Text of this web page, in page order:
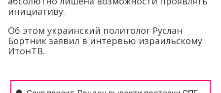
инициативу.
Об этом украинский политолог Руслан
Бортник заявил в интервью израильскому
ИтонТВ.